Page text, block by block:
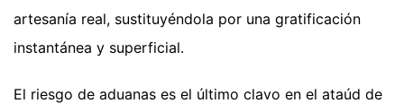
artesanía real, sustituyéndola por una gratificación
instantánea y superficial.
El riesgo de aduanas es el último clavo en el ataúd de